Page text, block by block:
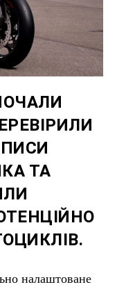
ТА
налаштоване